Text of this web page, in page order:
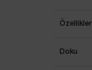
Özellikler
Doku